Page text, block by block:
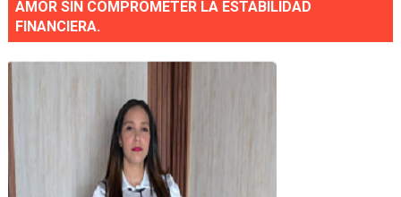
AMOR SIN COMPROMETER LA ESTABILIDAD
FINANCIERA.